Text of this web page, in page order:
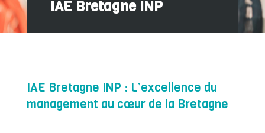
IAE Bretagne INP
IAE Bretagne INP : L’excellence du
management au cœur de la Bretagne